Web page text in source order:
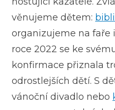
věnujeme dětem:
organizujeme na faře
roce 2022 se ke
konfirmace přiznala
odrostlejších dětí. S
vánoční divadlo nebo